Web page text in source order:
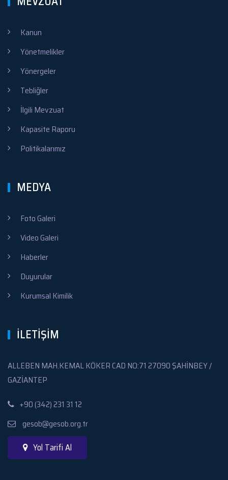
Kanun
Yönetmelikler
Yönergeler
Tebliğler
İlgili Mevzuat
Kapasite Raporu
Politikalarımız
MEDYA
Foto Galeri
Video Galeri
Haberler
Duyurular
Kurumsal Kimilik
İLETİŞİM
ALLEBEN MAH.KEMAL KÖKER CAD NO:71 27090 ŞAHİNBEY /
GAZİANTEP
+90 (342) 231 31 12
gesob@gesob.org.tr
Yol Tarifi Al